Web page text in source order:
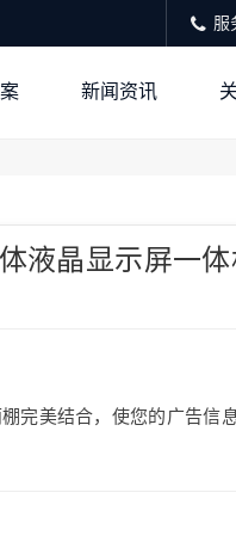
服
新闻资讯
液晶显示屏一
完美结合，使您的广告信